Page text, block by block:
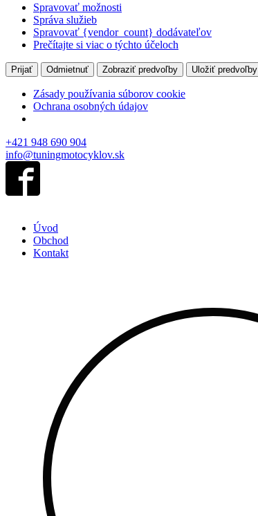
Spravovať možnosti
Správa služieb
Spravovať {vendor_count} dodávateľov
Prečítajte si viac o týchto účeloch
Prijať Odmietnuť Zobraziť predvoľby Uložiť predvoľby
Zásady používania súborov cookie
Ochrana osobných údajov
+421 948 690 904
info@tuningmotocyklov.sk
Úvod
Obchod
Kontakt